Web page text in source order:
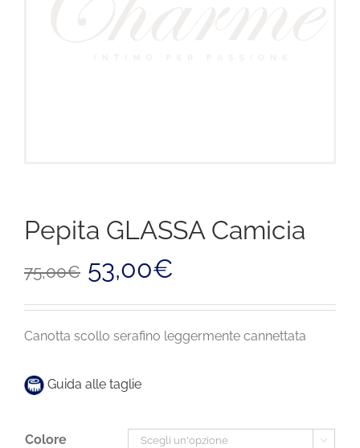
Pepita GLASSA Camicia
75,00€ prezzo
era:
75,00€.
53,00€
è:
53,00€.
Canotta scollo serafino leggermente cannettata
Guida alle taglie
Colore 